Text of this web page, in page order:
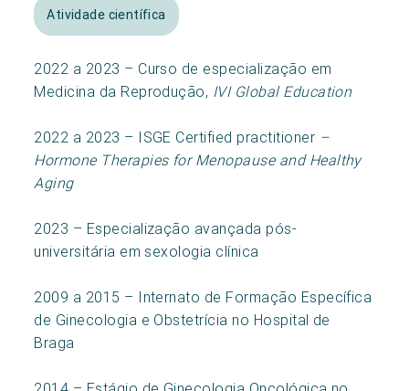
Atividade científica
2022 a 2023 – Curso de especialização em
Medicina da Reprodução, IVI Global Education
2022 a 2023 – ISGE Certified practitioner –
Hormone Therapies for Menopause and Healthy
Aging
2023 – Especialização avançada pós-
universitária em sexologia clínica
2009 a 2015 – Internato de Formação Específica
de Ginecologia e Obstetrícia no Hospital de
Braga